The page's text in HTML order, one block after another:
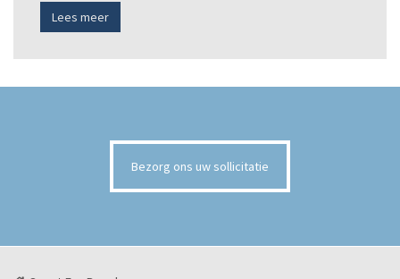
Lees meer
Bezorg ons uw sollicitatie